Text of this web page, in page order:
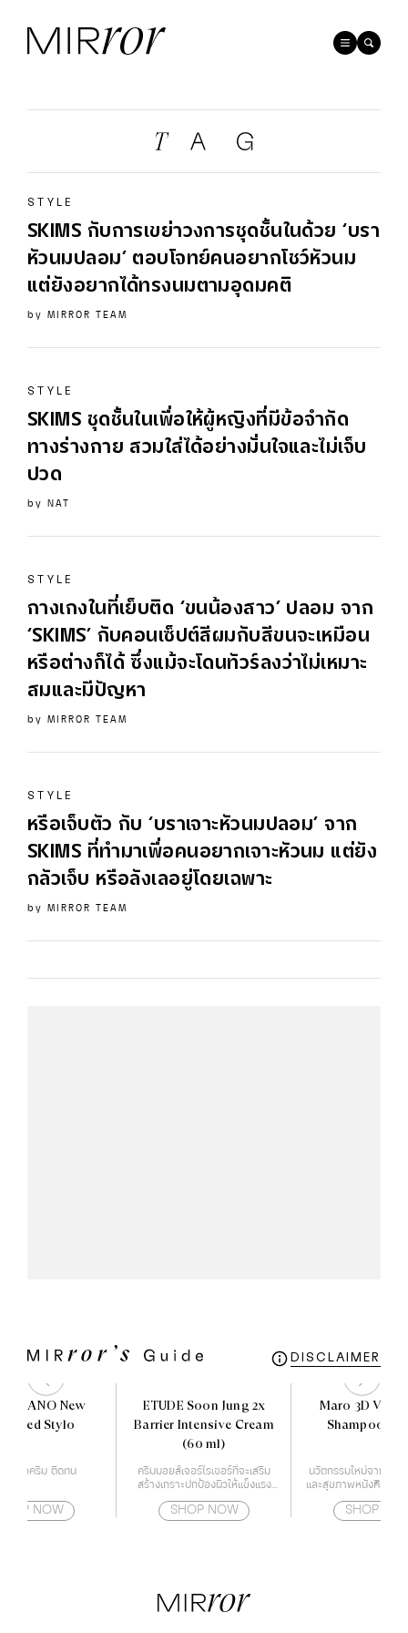
STYLE
SKIMS กับการเขย่าวงการชุดชั้นในด้วย ‘บรา
หัวนมปลอม’ ตอบโจทย์คนอยากโชว์หัวนม
แต่ยังอยากได้ทรงนมตามอุดมคติ
by MIRROR TEAM
STYLE
SKIMS ชุดชั้นในเพื่อให้ผู้หญิงที่มีข้อจำกัด
ทางร่างกาย สวมใส่ได้อย่างมั่นใจและไม่เจ็บ
ปวด
by NAT
STYLE
กางเกงในที่เย็บติด ‘ขนน้องสาว’ ปลอม จาก
‘SKIMS’ กับคอนเซ็ปต์สีผมกับสีขนจะเหมือน
หรือต่างก็ได้ ซึ่งแม้จะโดนทัวร์ลงว่าไม่เหมาะ
สมและมีปัญหา
by MIRROR TEAM
STYLE
หรือเจ็บตัว กับ ‘บราเจาะหัวนมปลอม’ จาก
SKIMS ที่ทำมาเพื่อคนอยากเจาะหัวนม แต่ยัง
กลัวเจ็บ หรือลังเลอยู่โดยเฉพาะ
by MIRROR TEAM
DISCLAIMER
MILANO New
Stylo
กเนื้อครีม ติดทน
NOW
ETUDE Soon Jung 2x
Barrier Intensive Cream
(60 ml)
ครีมมอยส์เจอร์ไรเซอร์ที่จะเสริม
สร้างเกราะปกป้องผิวให้แข็งแรง
SHOP NOW
Maro 3D
Shampoo
นวัตกรรมใหม่จากญี่ปุ่น
และสุขภาพหนังศีรษะแ
หนังศีรษะ สาเหตุขอ
SHOP